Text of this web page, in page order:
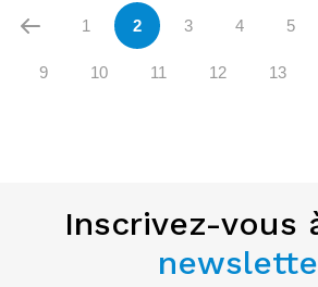
1 2 3 4 5
9 10 11 12 13
Inscrivez-vous